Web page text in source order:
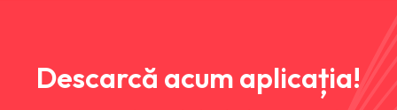
Descarcă acum aplicația!